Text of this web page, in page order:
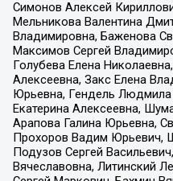
Симонов Алексей
Мельникова Валентина
Владимировна, Баженова
Максимов Сергей
Голубева Елена
Алексеевна, Закс Елена
Юрьевна, Гендель
Екатерина Алексеевна,
Арапова Галина Юрьевна,
Прохоров Вадим Юрьевич,
Подузов Сергей
Вячеславовна, Литинский